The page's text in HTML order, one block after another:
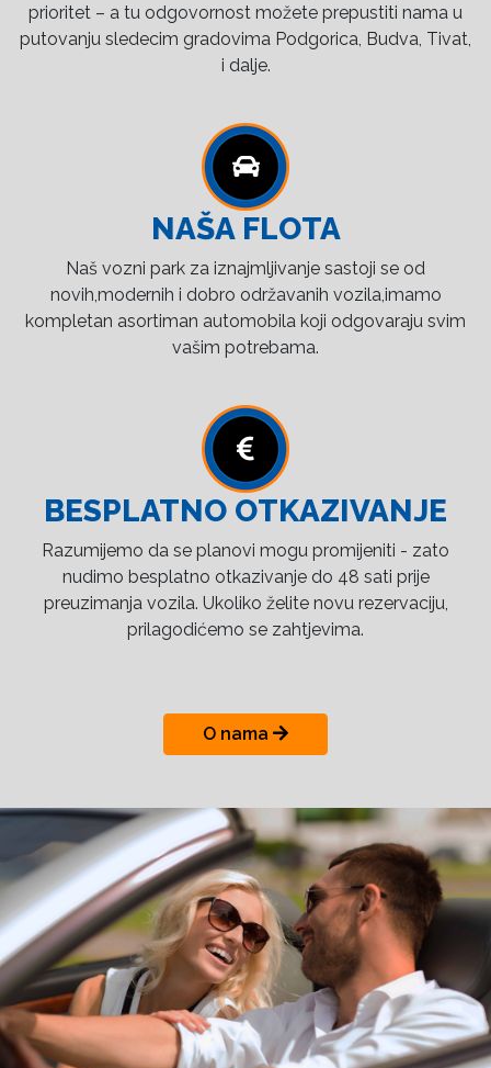
prioritet – a tu odgovornost možete prepustiti nama u
putovanju sledecim gradovima Podgorica, Budva, Tivat,
i dalje.
NAŠA FLOTA
Naš vozni park za iznajmljivanje sastoji se od
novih,modernih i dobro održavanih vozila,imamo
kompletan asortiman automobila koji odgovaraju svim
vašim potrebama.
BESPLATNO OTKAZIVANJE
Razumijemo da se planovi mogu promijeniti - zato
nudimo besplatno otkazivanje do 48 sati prije
preuzimanja vozila. Ukoliko želite novu rezervaciju,
prilagodićemo se zahtjevima.
O nama